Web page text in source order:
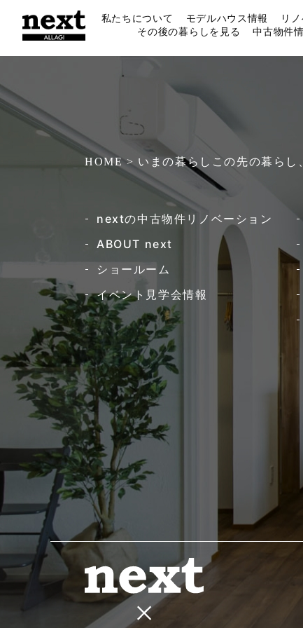
私たちについて モデルハウス情報
リ
その後の暮らしを見る
中古物件
HOME > いまの暮らしこの先の暮らし
nextの中古物件リノベーション​
ABOUT next
ショールーム
イベント見学会情報